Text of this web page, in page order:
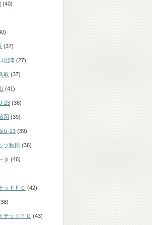
(40)
(37)
沼津 (27)
取 (37)
(41)
23 (38)
岡 (39)
U-23 (39)
ツ秋田 (36)
タ (46)
ッドＦＣ (42)
テッドＦＣ (43)